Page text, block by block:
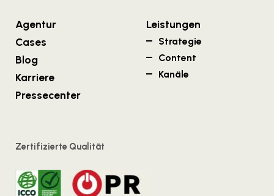
Agentur
Cases
Blog
Karriere
Pressecenter
Leistungen
Strategie
Content
Kanäle
Zertifizierte Qualität